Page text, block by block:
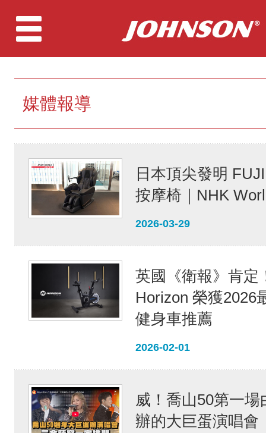
媒體報導
日本頂尖發明
按摩椅｜NHK
2026-03-29
英國《衛報》肯定
Horizon 榮獲2026
健身車推薦
2026-02-01
威！喬山50第一場
辦的大巨蛋演唱